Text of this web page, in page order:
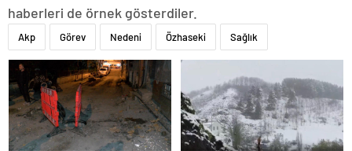
haberleri de örnek gösterdiler.
Akp Görev Nedeni Özhaseki Sağlık